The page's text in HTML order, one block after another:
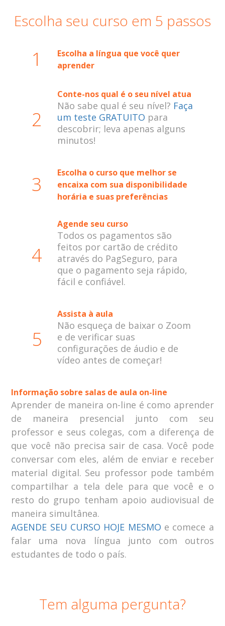
Escolha seu curso em 5 passos
1
Escolha a língua que você quer
aprender
2
Conte-nos qual é o seu nível atua
Não sabe qual é seu nível? Faça
um teste GRATUITO para
descobrir; leva apenas alguns
minutos!
3
Escolha o curso que melhor se
encaixa com sua disponibilidade
horária e suas preferências
4
Agende seu curso
Todos os pagamentos são
feitos por cartão de crédito
através do PagSeguro, para
que o pagamento seja rápido,
fácil e confiável.
5
Assista à aula
Não esqueça de baixar o Zoom
e de verificar suas
configurações de áudio e de
vídeo antes de começar!
Informação sobre salas de aula on-line
Aprender de maneira on-line é como aprender
de maneira presencial junto com seu
professor e seus colegas, com a diferença de
que você não precisa sair de casa. Você pode
conversar com eles, além de enviar e receber
material digital. Seu professor pode também
compartilhar a tela dele para que você e o
resto do grupo tenham apoio audiovisual de
maneira simultânea.
AGENDE SEU CURSO HOJE MESMO e comece a
falar uma nova língua junto com outros
estudantes de todo o país.
Tem alguma pergunta?